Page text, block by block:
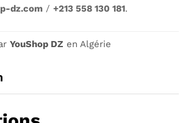
dz.com / +213 558 130 181.
YouShop DZ en Algérie